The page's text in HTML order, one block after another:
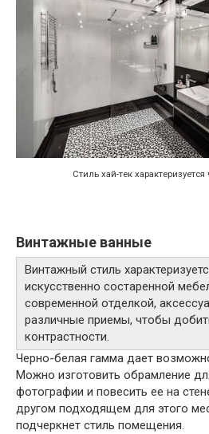
Стиль хай-тек
Винтажные ванные
Винтажный стиль
искусственно состаренной
современной отделкой,
различные приемы, чтобы
контрастности.
Черно-белая гамма дает
Можно изготовить обрамление
фотографии и повесить ее на
другом подходящем для этого
подчеркнет стиль помещения.